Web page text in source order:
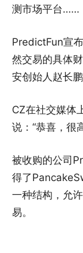
测市场平台……
PredictFun宣
然交易的具体
安创始人赵长
CZ在社交媒体
说：“恭喜，很
被收购的公司
得了
一种结构，允
易。